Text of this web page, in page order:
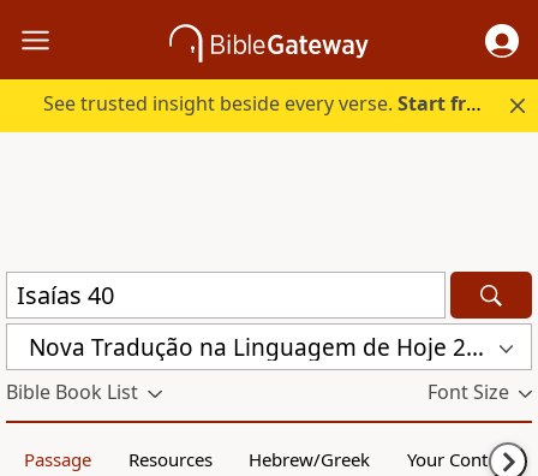
See trusted insight beside every verse.Start free.
Nova Traduҫão na Linguagem de Hoje 2000 (NTLH)
Bible Book List Font Size
Passage Resources Hebrew/Greek Your Content